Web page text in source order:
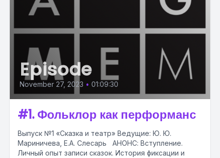
Episode
November 27, 2023 • 01:09:30
#1. Фольклор как перформанс
Выпуск №1 «Сказка и театр» Ведущие: Ю. Ю.
Мариничева, Е.А. Слесарь АНОНС: Вступление.
Личный опыт записи сказок. История фиксации и